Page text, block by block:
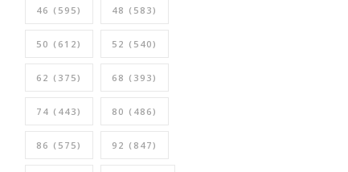
46 (595) 48 (583)
50 (612) 52 (540)
62 (375) 68 (393)
74 (443) 80 (486)
86 (575) 92 (847)